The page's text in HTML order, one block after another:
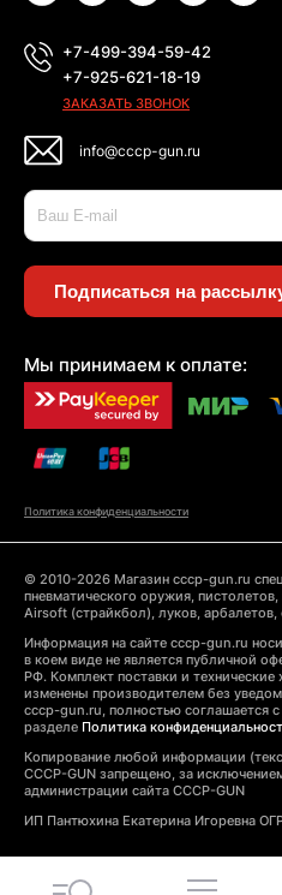
+7-499-394-59-42
+7-925-621-18-19
ЗАКАЗАТЬ ЗВОНОК
info@cccp-gun.ru
Подписаться на
Мы принимаем к оплате:
Политика конфиденциальности
© 2010-2026 Магазин cccp-gun.ru
пневматического оружия,
Airsoft (страйкбол), луков, арбалетов,
Информация на сайте cccp-gun.ru
в коем виде не является публичной
РФ. Комплект поставки и
изменены производителем без
cccp-gun.ru, полностью соглашается
разделе Политика
Копирование любой информации
CCCP-GUN запрещено, за
администрации сайта CCCP-GUN
ИП Пантюхина Екатерина Игоревна